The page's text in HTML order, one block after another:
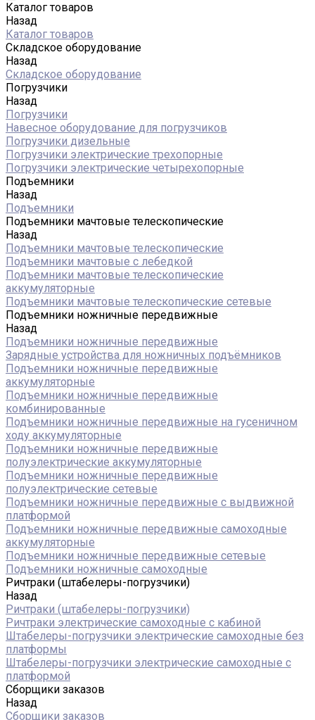
Каталог товаров
Назад
Каталог товаров
Складское оборудование
Назад
Складское оборудование
Погрузчики
Назад
Погрузчики
Навесное оборудование для погрузчиков
Погрузчики дизельные
Погрузчики электрические трехопорные
Погрузчики электрические четырехопорные
Подъемники
Назад
Подъемники
Подъемники мачтовые телескопические
Назад
Подъемники мачтовые телескопические
Подъемники мачтовые с лебедкой
Подъемники мачтовые телескопические
аккумуляторные
Подъемники мачтовые телескопические сетевые
Подъемники ножничные передвижные
Назад
Подъемники ножничные передвижные
Зарядные устройства для ножничных подъёмников
Подъемники ножничные передвижные
аккумуляторные
Подъемники ножничные передвижные
комбинированные
Подъемники ножничные передвижные на гусеничном
ходу аккумуляторные
Подъемники ножничные передвижные
полуэлектрические аккумуляторные
Подъемники ножничные передвижные
полуэлектрические сетевые
Подъемники ножничные передвижные с выдвижной
платформой
Подъемники ножничные передвижные самоходные
аккумуляторные
Подъемники ножничные передвижные сетевые
Подъемники ножничные самоходные
Ричтраки (штабелеры-погрузчики)
Назад
Ричтраки (штабелеры-погрузчики)
Ричтраки электрические самоходные с кабиной
Штабелеры-погрузчики электрические самоходные без
платформы
Штабелеры-погрузчики электрические самоходные с
платформой
Сборщики заказов
Назад
Сборщики заказов